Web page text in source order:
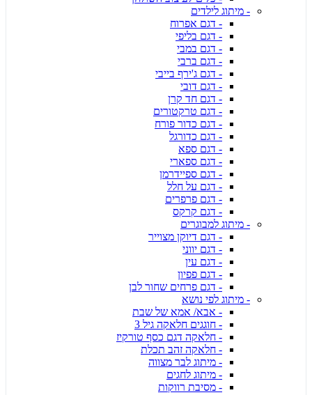
- מיתוג לילדים
- דגם אפרוח
- דגם בליפי
- דגם במבי
- דגם ברבי
- דגם ג'ירף בייבי
- דגם דובי
- דגם חד קרן
- דגם טרקטורים
- דגם כדור פורח
- דגם כדורגל
- דגם ספא
- דגם ספארי
- דגם ספיידרמן
- דגם על חלל
- דגם פרפרים
- דגם קרקס
- מיתוג למבוגרים
- דגם דיוקן מצוייר
- דגם יווני
- דגם עין
- דגם פפיון
- דגם פרחים שחור לבן
- מיתוג לפי נושא
- אבא/ אמא של שבת
- חוגגים חלאקה גיל 3
- חלאקה דגם כסף טורקיז
- חלאקה זהב תכלת
- מיתוג לבר מצווה
- מיתוג לחגים
- מסיבת רווקות